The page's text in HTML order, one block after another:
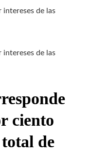
intereses de las
intereses de las
ciento
de